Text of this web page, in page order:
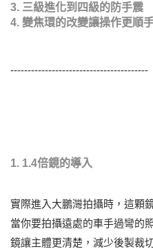
3. 三級進化到四級的防手震
4. 變焦環的改變讓操作更順
----------------------------------------
1. 1.4倍鏡的導入
實際進入大鵬灣拍攝時，這顆
當你要拍攝遠處的車手過彎的
鏡讓主體更清楚，減少後製裁